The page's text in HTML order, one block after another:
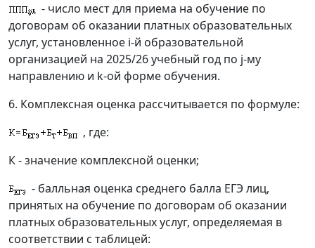
- число мест для приема на обучение по
договорам об оказании платных образовательных
услуг, установленное i-й образовательной
организацией на 2025/26 учебный год по j-му
направлению и k-ой форме обучения.
6. Комплексная оценка рассчитывается по формуле:
, где:
К - значение комплексной оценки;
- балльная оценка среднего балла ЕГЭ лиц,
принятых на обучение по договорам об оказании
платных образовательных услуг, определяемая в
соответствии с таблицей: